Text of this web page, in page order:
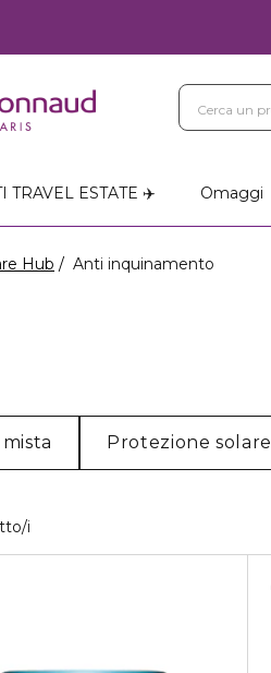
TRAVEL ESTATE ✈️ Omaggi
Hub Anti inquinamento
Protezione solare
i